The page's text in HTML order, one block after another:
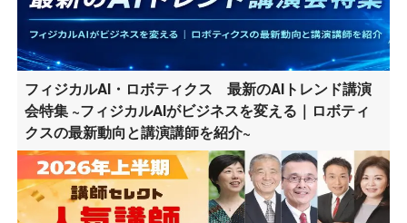
フィジカルAI・ロボティクス 最新のAIトレンド講演
会特集 ~フィジカルAIがビジネスを変える｜ロボティ
クスの最新動向と講演講師を紹介~